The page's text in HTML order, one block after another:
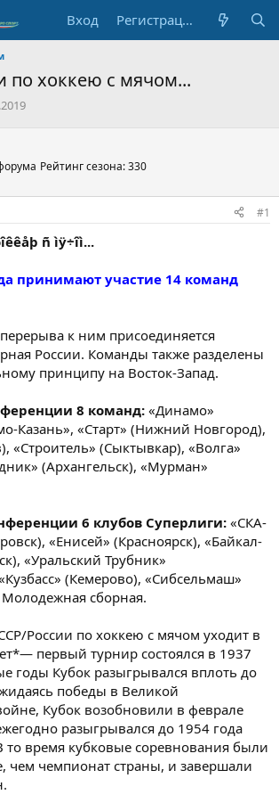
Вход Регистрация
по хоккею с мячом...
Рейтинг сезона: 330
#1
ñ ìÿ÷îì...
принимают участие 14 команд
к ним присоединяется
России. Команды также разделены
принципу на Восток-Запад.
8 команд: «Динамо»
Казань», «Старт» (Нижний Новгород),
«Строитель» (Сыктывкар), «Волга»
(Архангельск), «Мурман»
6 клубов Суперлиги: «СКА-
«Енисей» (Красноярск), «Байкал-
«Уральский Трубник»
(Кемерово), «Сибсельмаш»
сборная.
России по хоккею с мячом уходит в
первый турнир состоялся в 1937
годы Кубок разыгрывался вплоть до
победы в Великой
Кубок возобновили в феврале
разыгрывался до 1954 года
то время кубковые соревнования были
чем чемпионат страны, и завершали